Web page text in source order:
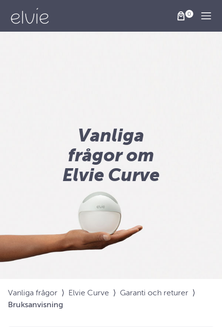
Vanliga
frågor om
Elvie Curve
Vanliga frågor ⟩ Elvie Curve ⟩ Garanti och returer ⟩
Bruksanvisning